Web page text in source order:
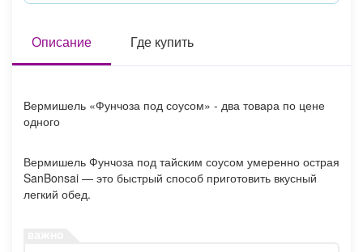
Описание Где купить
Вермишель «Фунчоза под соусом» - два товара по цене
одного
Вермишель Фунчоза под тайским соусом умеренно острая
SanBonsai — это быстрый способ приготовить вкусный
легкий обед.